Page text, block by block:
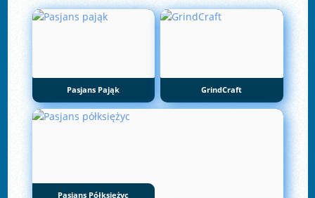
Pasjans Pająk GrindCraft
Pasjans Półksiężyc